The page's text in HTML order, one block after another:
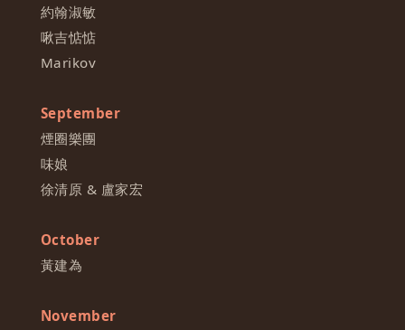
約翰淑敏
啾吉惦惦
Marikov
September
煙圈樂團
味娘
徐清原 & 盧家宏
October
黃建為
November